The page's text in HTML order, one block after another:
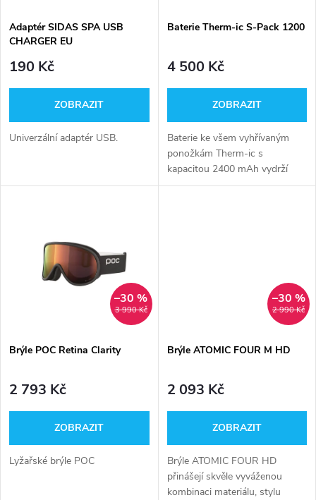
p
r
d
u
s
p
r
o
u
Adaptér SIDAS SPA USB
CHARGER EU
190 Kč
ZOBRAZIT
Univerzální adaptér USB.
Baterie Therm-ic S-Pack 1200
4 500 Kč
ZOBRAZIT
Baterie ke všem vyhřívaným
ponožkám Therm-ic s
kapacitou 2400 mAh vydrží
hřát až 14 hodin.
3 990 Kč
–30 %
Brýle POC Retina Clarity
2 793 Kč
ZOBRAZIT
Lyžařské brýle POC
2 990 Kč
–30 %
Brýle ATOMIC FOUR M HD
2 093 Kč
ZOBRAZIT
Brýle ATOMIC FOUR HD
přinášejí skvěle vyváženou
kombinaci materiálu, stylu